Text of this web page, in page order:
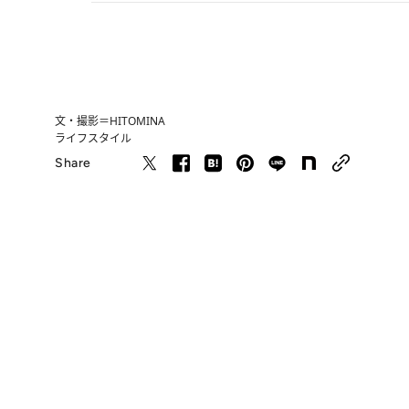
文・撮影＝HITOMINA
ライフスタイル
Share